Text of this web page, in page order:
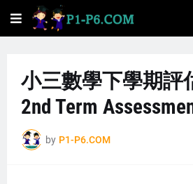
小三數學下學期評
2nd Term
by P1-P6.COM